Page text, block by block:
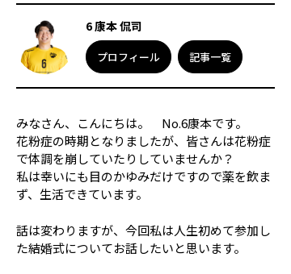
応援メッセージ・お問い合わせ
サイトのご利用について
個人情報保護方針
6 康本 侃司
プロフィール 記事一覧
みなさん、こんにちは。 No.6康本です。
花粉症の時期となりましたが、皆さんは花粉症
で体調を崩していたりしていませんか？
私は幸いにも目のかゆみだけですので薬を飲ま
ず、生活できています。
話は変わりますが、今回私は人生初めて参加し
た結婚式についてお話したいと思います。